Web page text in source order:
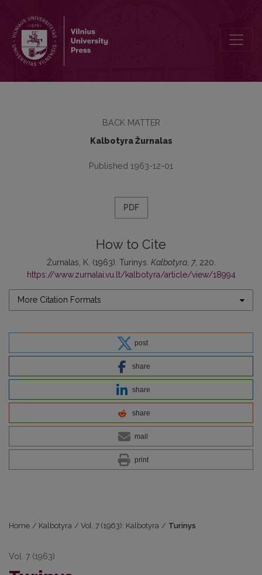
BACK MATTER
Kalbotyra Žurnalas
Published 1963-12-01
PDF
How to Cite
Žurnalas, K. (1963). Turinys. Kalbotyra, 7, 220.
https://www.zurnalai.vu.lt/kalbotyra/article/view/18994
More Citation Formats
post
share
share
share
mail
print
Home / Kalbotyra / Vol. 7 (1963): Kalbotyra / Turinys
Vol. 7 (1963)